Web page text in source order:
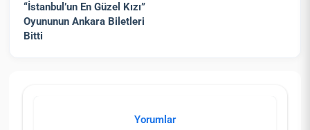
“İstanbul’un En Güzel Kızı”
Oyununun Ankara Biletleri
Bitti
Yorumlar